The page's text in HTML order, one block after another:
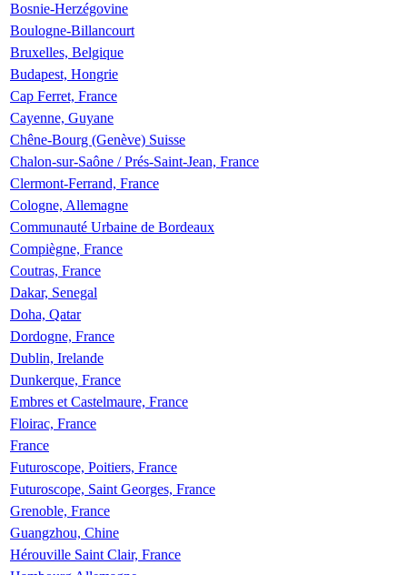
Bosnie-Herzégovine
Boulogne-Billancourt
Bruxelles, Belgique
Budapest, Hongrie
Cap Ferret, France
Cayenne, Guyane
Chêne-Bourg (Genève) Suisse
Chalon-sur-Saône / Prés-Saint-Jean, France
Clermont-Ferrand, France
Cologne, Allemagne
Communauté Urbaine de Bordeaux
Compiègne, France
Coutras, France
Dakar, Senegal
Doha, Qatar
Dordogne, France
Dublin, Irelande
Dunkerque, France
Embres et Castelmaure, France
Floirac, France
France
Futuroscope, Poitiers, France
Futuroscope, Saint Georges, France
Grenoble, France
Guangzhou, Chine
Hérouville Saint Clair, France